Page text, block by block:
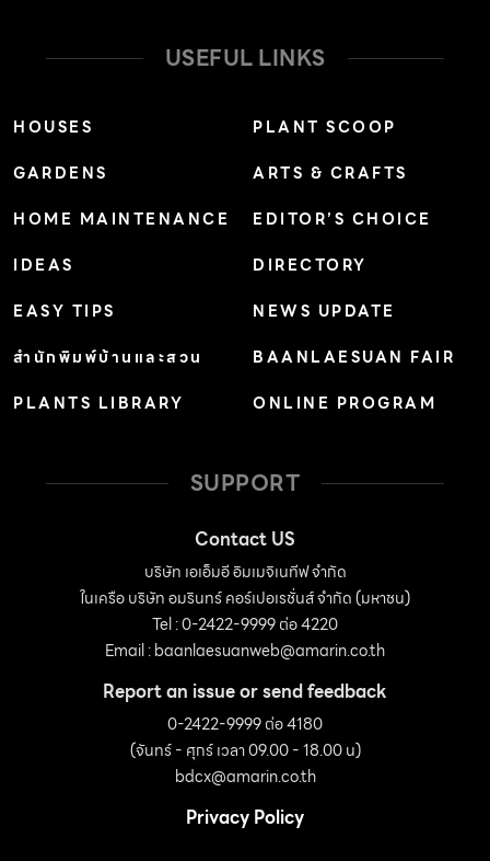
USEFUL LINKS
HOUSES
GARDENS
HOME MAINTENANCE
IDEAS
EASY TIPS
สำนักพิมพ์บ้านและสวน
PLANTS LIBRARY
PLANT SCOOP
ARTS & CRAFTS
EDITOR’S CHOICE
DIRECTORY
NEWS UPDATE
BAANLAESUAN FAIR
ONLINE PROGRAM
SUPPORT
Contact US
บริษัท เอเอ็มอี อิมเมจิเนทีฟ จำกัด
ในเครือ บริษัท อมรินทร์ คอร์เปอเรชั่นส์ จำกัด (มหาชน)
Tel : 0-2422-9999 ต่อ 4220
Email :baanlaesuanweb@amarin.co.th
Report an issue or send feedback
0-2422-9999 ต่อ 4180
(จันทร์ - ศุกร์ เวลา 09.00 - 18.00 น)
bdcx@amarin.co.th
Privacy Policy